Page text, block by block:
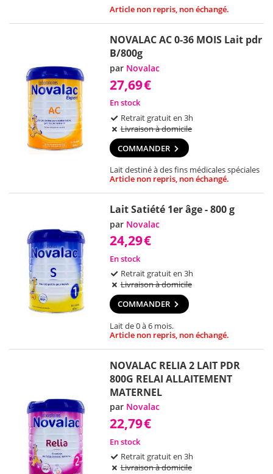
Article non repris, non échangé.
NOVALAC AC 0-36 MOIS Lait pdr
B/800g
par Novalac
27,69€
En stock
Retrait gratuit en 3h
Livraison à domicile
COMMANDER
Lait destiné à des fins médicales spéciales
Article non repris, non échangé.
Lait Satiété 1er âge - 800 g
par Novalac
24,29€
En stock
Retrait gratuit en 3h
Livraison à domicile
COMMANDER
Lait de 0 à 6 mois.
Article non repris, non échangé.
NOVALAC RELIA 2 LAIT PDR
800G RELAI ALLAITEMENT
MATERNEL
par Novalac
22,79€
En stock
Retrait gratuit en 3h
Livraison à domicile